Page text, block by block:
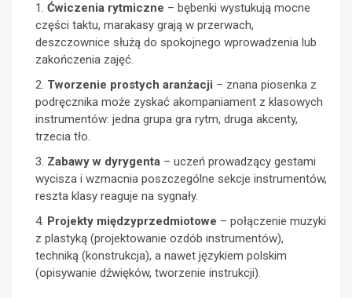
Ćwiczenia rytmiczne – bębenki wystukują mocne
części taktu, marakasy grają w przerwach,
deszczownice służą do spokojnego wprowadzenia lub
zakończenia zajęć.
Tworzenie prostych aranżacji – znana piosenka z
podręcznika może zyskać akompaniament z klasowych
instrumentów: jedna grupa gra rytm, druga akcenty,
trzecia tło.
Zabawy w dyrygenta – uczeń prowadzący gestami
wycisza i wzmacnia poszczególne sekcje instrumentów,
reszta klasy reaguje na sygnały.
Projekty międzyprzedmiotowe – połączenie muzyki
z plastyką (projektowanie ozdób instrumentów),
techniką (konstrukcja), a nawet językiem polskim
(opisywanie dźwięków, tworzenie instrukcji).